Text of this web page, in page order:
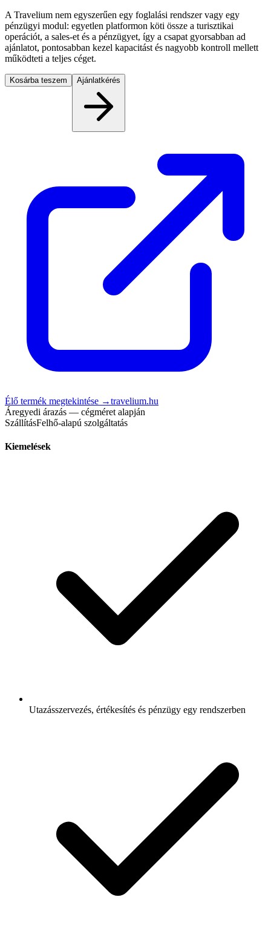
A Travelium nem egyszerűen egy foglalási rendszer vagy egy
pénzügyi modul: egyetlen platformon köti össze a turisztikai
operációt, a sales-et és a pénzügyet, így a csapat gyorsabban ad
ajánlatot, pontosabban kezel kapacitást és nagyobb kontroll mellett
működteti a teljes céget.
Kosárba teszem Ajánlatkérés
Élő termék megtekintése →travelium.hu
Áregyedi árazás — cégméret alapján
SzállításFelhő-alapú szolgáltatás
Kiemelések
Utazásszervezés, értékesítés és pénzügy egy rendszerben